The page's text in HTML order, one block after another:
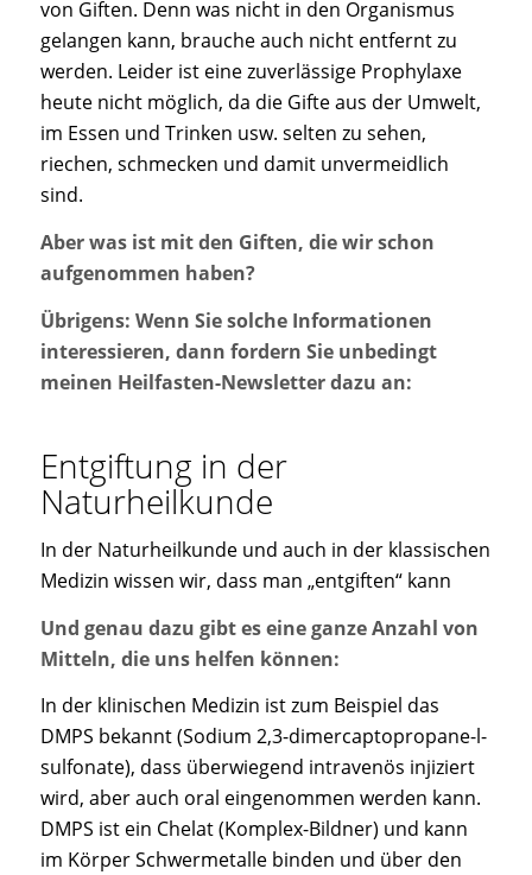
von Giften. Denn was nicht in den Organismus
gelangen kann, brauche auch nicht entfernt zu
werden. Leider ist eine zuverlässige Prophylaxe
heute nicht möglich, da die Gifte aus der Umwelt,
im Essen und Trinken usw. selten zu sehen,
riechen, schmecken und damit unvermeidlich
sind.
Aber was ist mit den Giften, die wir schon
aufgenommen haben?
Übrigens: Wenn Sie solche Informationen
interessieren, dann fordern Sie unbedingt
meinen Heilfasten-Newsletter dazu an:
Entgiftung in der
Naturheilkunde
In der Naturheilkunde und auch in der klassischen
Medizin wissen wir, dass man „entgiften“ kann
Und genau dazu gibt es eine ganze Anzahl von
Mitteln, die uns helfen können:
In der klinischen Medizin ist zum Beispiel das
DMPS bekannt (Sodium 2,3-dimercaptopropane-l-
sulfonate), dass überwiegend intravenös injiziert
wird, aber auch oral eingenommen werden kann.
DMPS ist ein Chelat (Komplex-Bildner) und kann
im Körper Schwermetalle binden und über den